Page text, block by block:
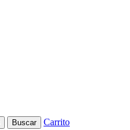
Buscar Carrito